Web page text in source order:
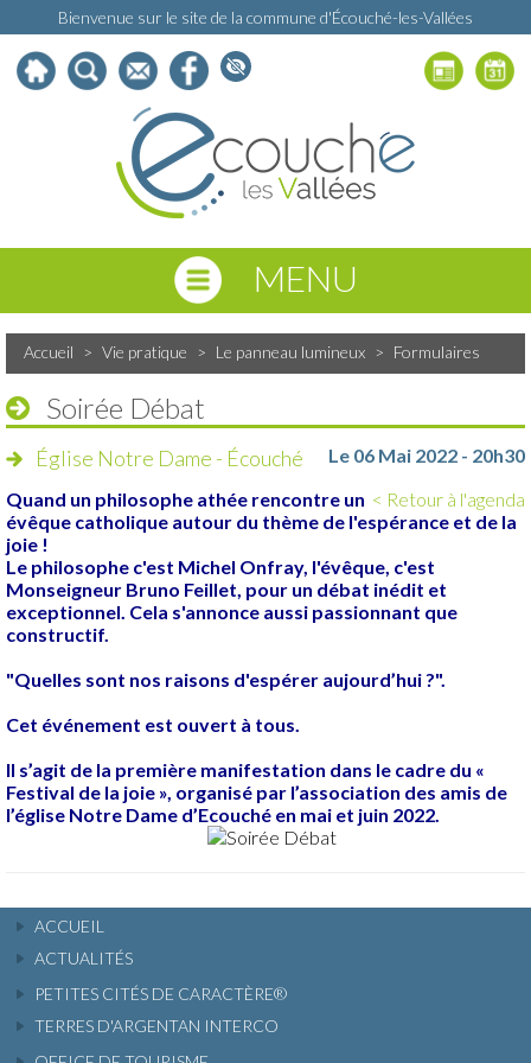
Bienvenue sur le site de la commune d'Écouché-les-Vallées
MENU
Accueil > Vie pratique > Le panneau lumineux > Formulaires
Soirée Débat
Église Notre Dame - Écouché
Le 06 Mai 2022 - 20h30
< Retour à l'agenda
Quand un philosophe athée rencontre un
évêque catholique autour du thème de l'espérance et de la
joie !
Le philosophe c'est Michel Onfray, l'évêque, c'est
Monseigneur Bruno Feillet, pour un débat inédit et
exceptionnel. Cela s'annonce aussi passionnant que
constructif.
"Quelles sont nos raisons d'espérer aujourd’hui ?".
Cet événement est ouvert à tous.
Il s’agit de la première manifestation dans le cadre du «
Festival de la joie », organisé par l’association des amis de
l’église Notre Dame d’Ecouché en mai et juin 2022.
ACCUEIL
ACTUALITÉS
PETITES CITÉS DE CARACTÈRE®
TERRES D'ARGENTAN INTERCO